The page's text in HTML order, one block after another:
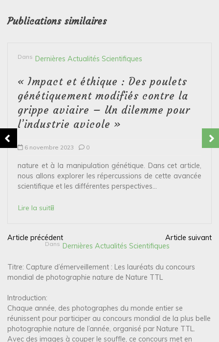
Publications similaires
Dans Dernières Actualités Scientifiques
« Impact et éthique : Des poulets
génétiquement modifiés contre la
grippe aviaire – Un dilemme pour
l’industrie avicole »
6 novembre 2023 0
nature et à la manipulation génétique. Dans cet article,
nous allons explorer les répercussions de cette avancée
scientifique et les différentes perspectives...
Lire la suite
N
v
g
a
t
Article précédent Article suivant
Dans Dernières Actualités Scientifiques
Titre: Capture d’émerveillement : Les lauréats du concours
mondial de photographie nature de Nature TTL
Introduction:
Chaque année, des photographes du monde entier se
réunissent pour participer au concours mondial de la plus belle
photographie nature de l’année, organisé par Nature TTL.
Avec des images à couper le souffle, ce concours met en